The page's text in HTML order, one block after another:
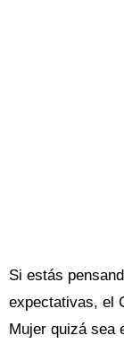
Si estás
expectativas, el
Mujer quizá sea